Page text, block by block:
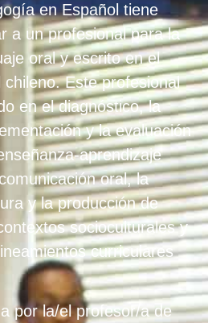
en Español tiene
a un profesional para la
oral y escrito en el
Este profesional
en el diagnóstico, la
y la evaluación
aprendizaje
oral, la
y la producción de
socioculturales y
curriculares
por la/el profesor/a de